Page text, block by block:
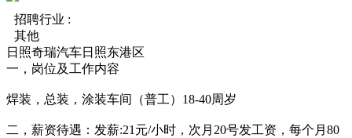
招聘行业 :
其他
日照奇瑞汽车日照东港区
一，岗位及工作内容
焊装，总装，涂装车间（普工）18-40周岁
二，薪资待遇：发薪:21元/小时，次月20号发工资，每个月80